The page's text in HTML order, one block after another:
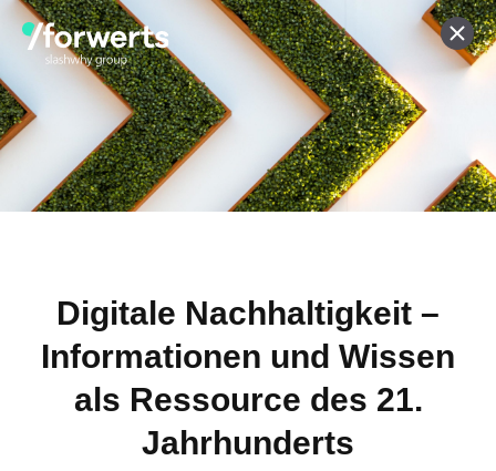
Unsere Fachartikel zur
Expertise
Neuste Artikel
Digitale Nachhaltigkeit –
Informationen und Wissen
als Ressource des 21.
Jahrhunderts